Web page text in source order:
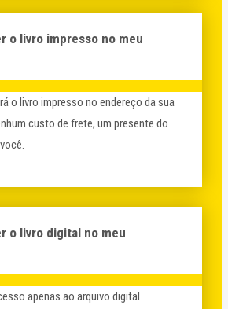
o livro impresso no meu
o livro impresso no endereço da sua
custo de frete, um presente do
o livro digital no meu
apenas ao arquivo digital